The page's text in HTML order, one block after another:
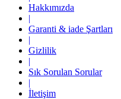
Hakkımızda
|
Garanti & iade Şartları
|
Gizlilik
|
Sık Sorulan Sorular
|
İletişim